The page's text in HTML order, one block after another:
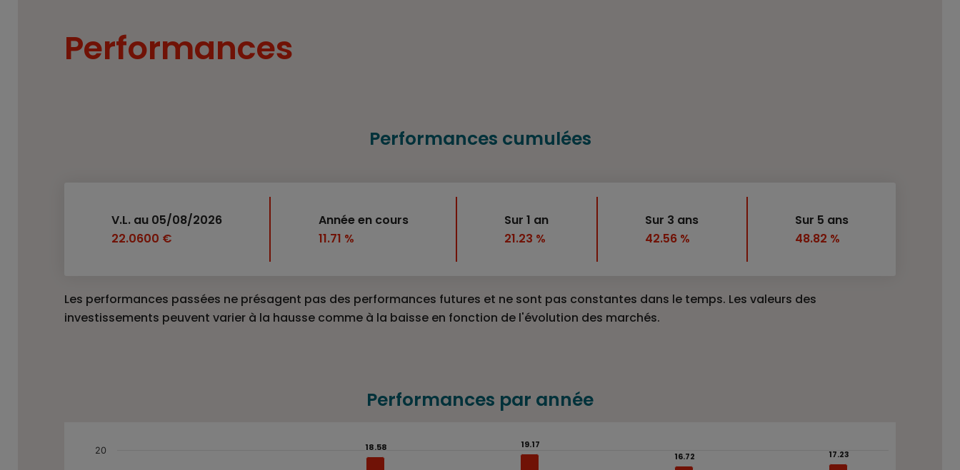
Performances
Performances cumulées
V.L. au 05/08/2026
22.0600 €
Année en cours
11.71 %
Sur 1 an
21.23 %
Sur 3 ans
42.56 %
Sur 5 ans
48.82 %
Les performances passées ne présagent pas des performances futures et ne sont pas constantes dans le temps. Les valeurs des
investissements peuvent varier à la hausse comme à la baisse en fonction de l'évolution des marchés.
Performances par année
Ce graphique combine le pourcentage de la performance du fonds avec chaque année.
18.58
18.58 19.17
19.17
16.72
16.72 17.23
17.23
20